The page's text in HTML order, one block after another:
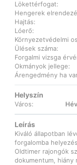
Lökettérfogat:
Hengerek
Hajtás:
Lóerő:
Környezetvédelmi
Ülések száma:
Forgalmi vizsga
Okmányok jellege:
Árengedmény ha
Helyszín
Város:
Leírás
Kiváló állapotban
forgalomba
Oldtimer rajongók
dokumentum, hiány